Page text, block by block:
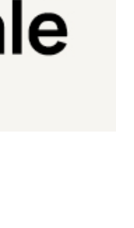
de Filippo